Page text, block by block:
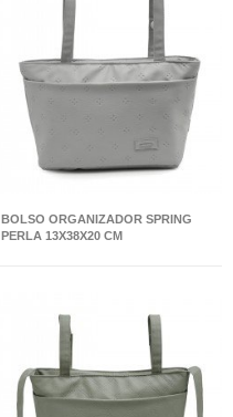
BOLSO ORGANIZADOR SPRING
PERLA 13X38X20 CM